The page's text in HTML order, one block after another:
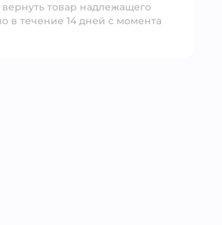
товар надлежащего
в течение 14 дней с момента